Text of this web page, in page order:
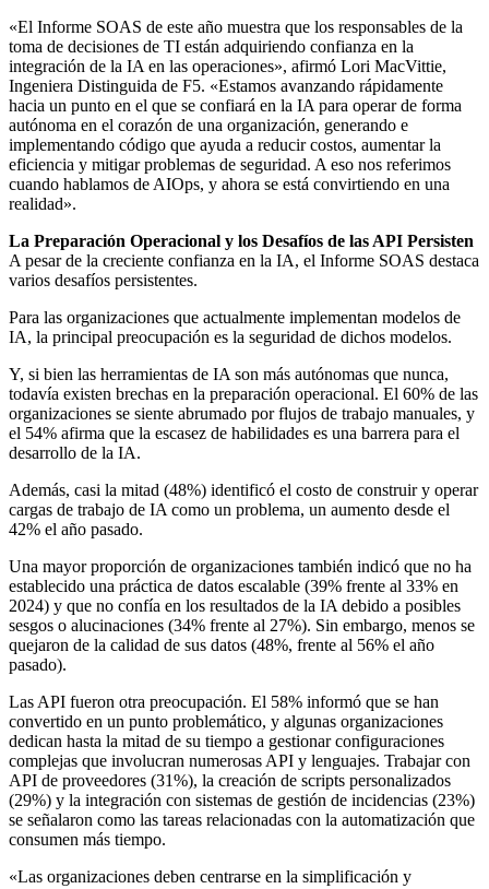
«El Informe SOAS de este año muestra que los responsables de la
toma de decisiones de TI están adquiriendo confianza en la
integración de la IA en las operaciones», afirmó Lori MacVittie,
Ingeniera Distinguida de F5. «Estamos avanzando rápidamente
hacia un punto en el que se confiará en la IA para operar de forma
autónoma en el corazón de una organización, generando e
implementando código que ayuda a reducir costos, aumentar la
eficiencia y mitigar problemas de seguridad. A eso nos referimos
cuando hablamos de AIOps, y ahora se está convirtiendo en una
realidad».
La Preparación Operacional y los Desafíos de las API Persisten
A pesar de la creciente confianza en la IA, el Informe SOAS destaca
varios desafíos persistentes.
Para las organizaciones que actualmente implementan modelos de
IA, la principal preocupación es la seguridad de dichos modelos.
Y, si bien las herramientas de IA son más autónomas que nunca,
todavía existen brechas en la preparación operacional. El 60% de las
organizaciones se siente abrumado por flujos de trabajo manuales, y
el 54% afirma que la escasez de habilidades es una barrera para el
desarrollo de la IA.
Además, casi la mitad (48%) identificó el costo de construir y operar
cargas de trabajo de IA como un problema, un aumento desde el
42% el año pasado.
Una mayor proporción de organizaciones también indicó que no ha
establecido una práctica de datos escalable (39% frente al 33% en
2024) y que no confía en los resultados de la IA debido a posibles
sesgos o alucinaciones (34% frente al 27%). Sin embargo, menos se
quejaron de la calidad de sus datos (48%, frente al 56% el año
pasado).
Las API fueron otra preocupación. El 58% informó que se han
convertido en un punto problemático, y algunas organizaciones
dedican hasta la mitad de su tiempo a gestionar configuraciones
complejas que involucran numerosas API y lenguajes. Trabajar con
API de proveedores (31%), la creación de scripts personalizados
(29%) y la integración con sistemas de gestión de incidencias (23%)
se señalaron como las tareas relacionadas con la automatización que
consumen más tiempo.
«Las organizaciones deben centrarse en la simplificación y